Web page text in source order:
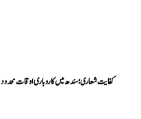
کفایت شعاری؛ سندھ میں کاروباری اوقات محدود